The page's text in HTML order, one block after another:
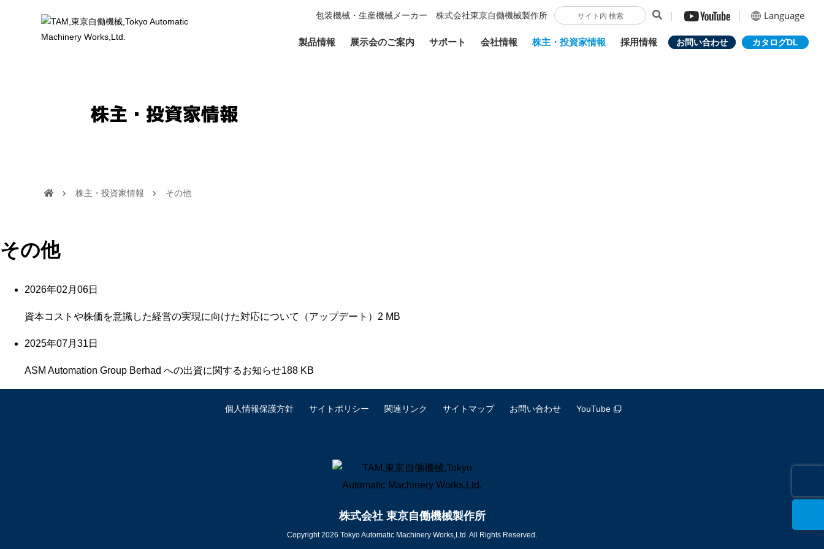
包装機械・生産機械メーカー 株式会社東京自働機械製作所 Language
製品情報 展示会のご案内 サポート 会社情報 株主・投資家情報 採用情報 お問い合わせ カタログDL
株主・投資家情報
株主・投資家情報 その他
その他
2026年02月06日
資本コストや株価を意識した経営の実現に向けた対応について（アップデート） 2 MB
2025年07月31日
ASM Automation Group Berhad への出資に関するお知らせ188 KB
個人情報保護方針 サイトポリシー 関連リンク サイトマップ お問い合わせ YouTube
株式会社 東京自働機械製作所
Copyright 2026 Tokyo Automatic Machinery Works,Ltd. All Rights Reserved.